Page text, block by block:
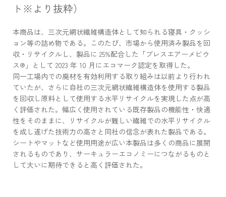
ト※より抜粋）
本商品は、三次元網状繊維構造体として知られる寝具・クッシ
ョン等の詰め物である。このたび、市場から使用済み製品を回
収・リサイクルし、製品に 25%配合した「ブレスエアーメビウ
ス®」として 2023 年 10 月にエコマーク認定を取得した。
同一工場内での廃材を有効利用する取り組みは以前より行われ
ていたが、さらに自社の三次元網状繊維構造体を使用する製品
を回収し原料として使用する水平リサイクルを実現した点が高
く評価された。幅広く使用されている既存製品の機能性・快適
性をそのままに、リサイクルが難しい繊維での水平リサイクル
を成し遂げた技術力の高さと同社の信念が表れた製品である。
シートやマットなど使用用途が広い本製品は多くの商品に展開
されるものであり、サーキュラーエコノミーにつながるものと
して大いに期待できると高く評価された。